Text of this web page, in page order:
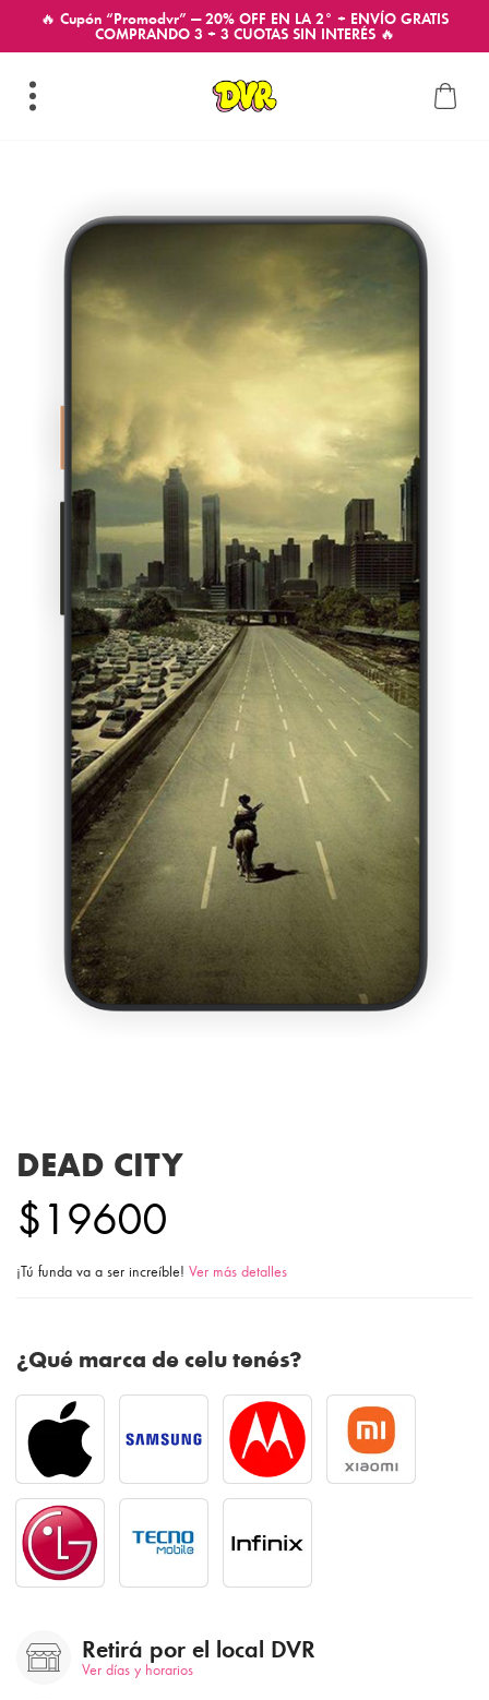
🔥 Cupón “Promodvr” — 20% OFF EN LA 2° + ENVÍO GRATIS
COMPRANDO 3 + 3 CUOTAS SIN INTERÉS 🔥
DEAD CITY
$19600
¡Tú funda va a ser increíble! Ver más detalles
¿Qué marca de celu tenés?
Retirá por el local DVR
Ver días y horarios